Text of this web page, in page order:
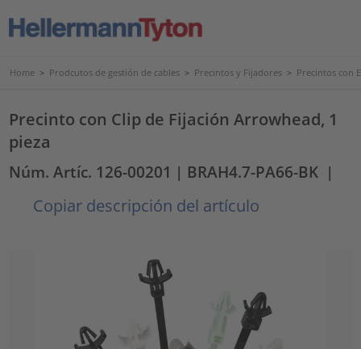
Home > Prodcutos de gestión de cables > Precintos y Fijadores > Precintos con
Precinto con Clip de Fijación Arrowhead, 1
pieza
Núm. Artíc. 126-00201 | BRAH4.7-PA66-BK |
Copiar descripción del artículo